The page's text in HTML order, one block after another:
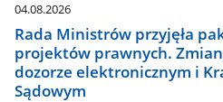
04.08.2026
Rada Ministrów przyjęła
projektów prawnych.
dozorze elektronicznym i
Sądowym